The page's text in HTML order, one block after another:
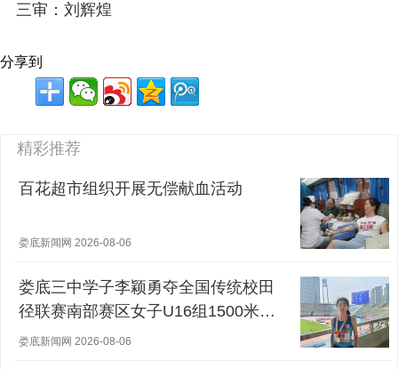
三审：刘辉煌
分享到
精彩推荐
百花超市组织开展无偿献血活动
娄底新闻网 2026-08-06
娄底三中学子李颖勇夺全国传统校田
径联赛南部赛区女子U16组1500米冠
军
娄底新闻网 2026-08-06